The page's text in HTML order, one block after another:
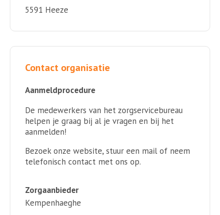
5591 Heeze
Contact organisatie
Aanmeldprocedure
De medewerkers van het zorgservicebureau
helpen je graag bij al je vragen en bij het
aanmelden!
Bezoek onze website, stuur een mail of neem
telefonisch contact met ons op.
Zorgaanbieder
Kempenhaeghe